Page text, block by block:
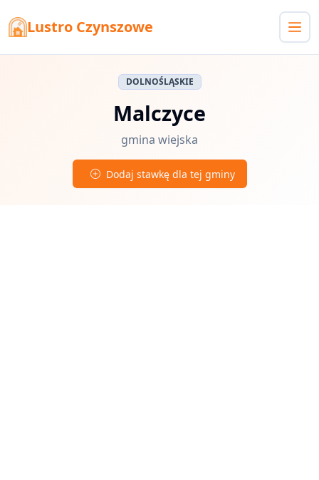
Lustro Czynszowe
DOLNOŚLĄSKIE
Malczyce
gmina wiejska
Dodaj stawkę dla tej gminy